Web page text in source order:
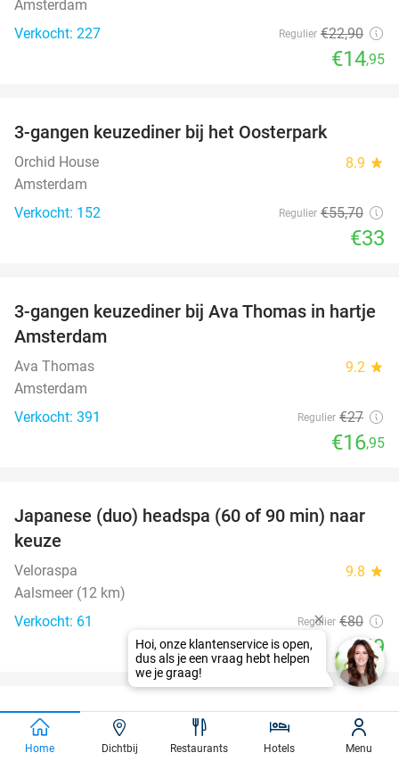
Amsterdam
Verkocht: 227
Regulier €22,90
€14,95
3-gangen keuzediner bij het Oosterpark
Orchid House 8.9 star
Amsterdam
Verkocht: 152
Regulier €55,70
€33
37%
3-gangen keuzediner bij Ava Thomas in hartje
Amsterdam
Ava Thomas 9.2 star
Amsterdam
Verkocht: 391
Regulier €27
€16,95
39%
Japanese (duo) headspa (60 of 90 min) naar
keuze
Veloraspa 9.8 star
Aalsmeer (12 km)
Verkocht: 61
Regulier €80
€49
44%
favorite_border
Italiaans 2- of 3-gangen keuzediner bij
Renato's Pizzeria
Home Dichtbij Restaurants Hotels Menu